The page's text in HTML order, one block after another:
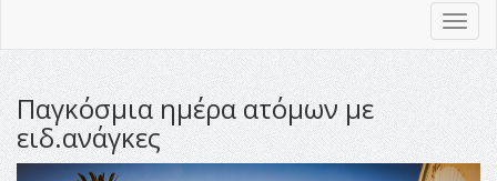
Παγκόσμια ημέρα ατόμων με
ειδ.ανάγκες